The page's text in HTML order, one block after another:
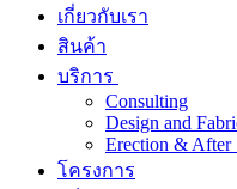
เกี่ยวกับเรา
สินค้า
บริการ
Consulting
Design and
Erection & After
โครงการ